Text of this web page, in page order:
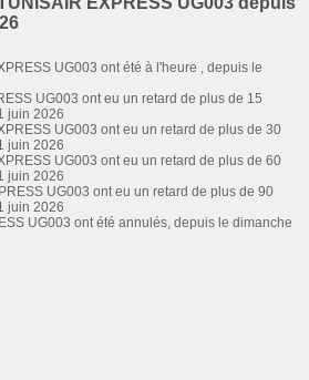
UG003 ont été à l'heure , depuis le
UG003 ont eu un retard de plus de 15
juin 2026
UG003 ont eu un retard de plus de 30
juin 2026
UG003 ont eu un retard de plus de 60
juin 2026
UG003 ont eu un retard de plus de 90
juin 2026
UG003 ont été annulés, depuis le dimanche